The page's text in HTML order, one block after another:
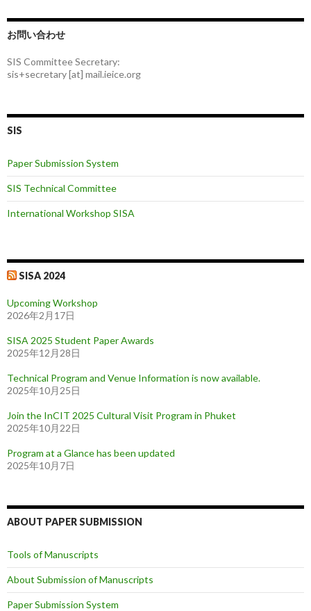
お問い合わせ
SIS Committee Secretary:
sis+secretary [at] mail.ieice.org
SIS
Paper Submission System
SIS Technical Committee
International Workshop SISA
SISA 2024
Upcoming Workshop
2026年2月17日
SISA 2025 Student Paper Awards
2025年12月28日
Technical Program and Venue Information is now available.
2025年10月25日
Join the InCIT 2025 Cultural Visit Program in Phuket
2025年10月22日
Program at a Glance has been updated
2025年10月7日
ABOUT PAPER SUBMISSION
Tools of Manuscripts
About Submission of Manuscripts
Paper Submission System